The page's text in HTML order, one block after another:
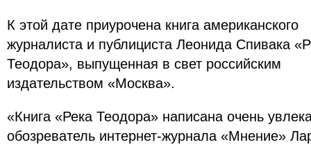
К этой дате приурочена книга американского
журналиста и публициста Леонида Спивака
Теодора», выпущенная в свет российским
издательством «Москва».
«Книга «Река Теодора» написана очень
обозреватель интернет-журнала «Мнение»